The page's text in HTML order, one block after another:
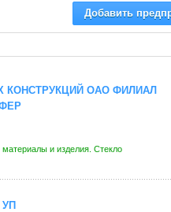
Добавить
КОНСТРУКЦИЙ ОАО ФИЛИАЛ
и изделия. Стекло